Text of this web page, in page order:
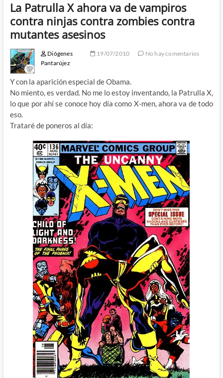
La Patrulla X ahora va de vampiros
contra ninjas contra zombies contra
mutantes asesinos
Diógenes
Pantarújez
19/07/2010 No hay comentarios
Y con la aparición especial de Obama.
No miento, es verdad. No me lo estoy inventando, la Patrulla X,
lo que por ahí se conoce hoy día como X-men, ahora va de todo
eso.
Trataré de poneros al día: